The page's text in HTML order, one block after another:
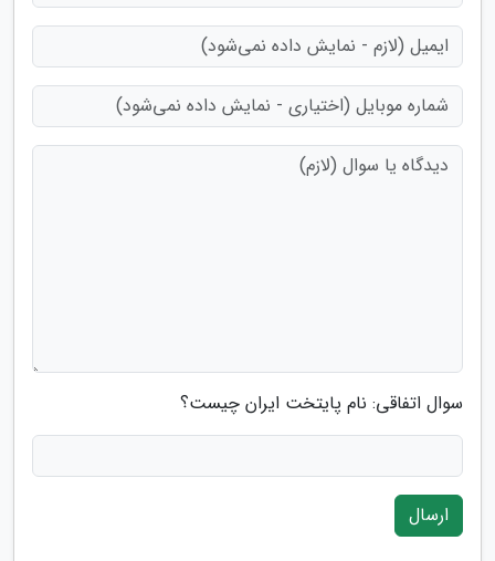
سوال اتفاقی: نام پایتخت ایران چیست؟
ارسال